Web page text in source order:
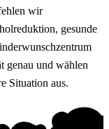
wir
gesunde
genau und wählen
Situation aus.